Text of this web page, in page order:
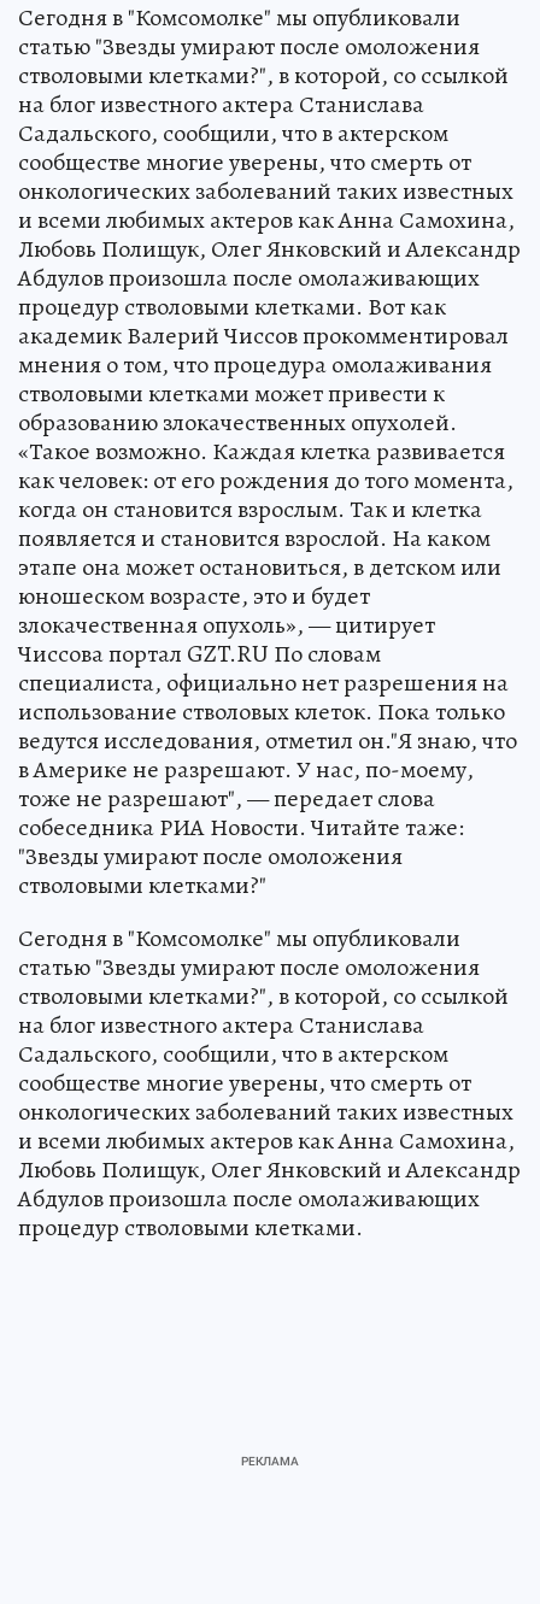
Сегодня в "Комсомолке" мы опубликовали
статью "Звезды умирают после омоложения
стволовыми клетками?", в которой, со ссылкой
на блог известного актера Станислава
Садальского, сообщили, что в актерском
сообществе многие уверены, что смерть от
онкологических заболеваний таких известных
и всеми любимых актеров как Анна Самохина,
Любовь Полищук, Олег Янковский и Александр
Абдулов произошла после омолаживающих
процедур стволовыми клетками. Вот как
академик Валерий Чиссов прокомментировал
мнения о том, что процедура омолаживания
стволовыми клетками может привести к
образованию злокачественных опухолей.
«Такое возможно. Каждая клетка развивается
как человек: от его рождения до того момента,
когда он становится взрослым. Так и клетка
появляется и становится взрослой. На каком
этапе она может остановиться, в детском или
юношеском возрасте, это и будет
злокачественная опухоль», — цитирует
Чиссова портал GZT.RU По словам
специалиста, официально нет разрешения на
использование стволовых клеток. Пока только
ведутся исследования, отметил он."Я знаю, что
в Америке не разрешают. У нас, по-моему,
тоже не разрешают", — передает слова
собеседника РИА Новости. Читайте таже:
"Звезды умирают после омоложения
стволовыми клетками?"
Сегодня в "Комсомолке" мы опубликовали
статью "Звезды умирают после омоложения
стволовыми клетками?", в которой, со ссылкой
на блог известного актера Станислава
Садальского, сообщили, что в актерском
сообществе многие уверены, что смерть от
онкологических заболеваний таких известных
и всеми любимых актеров как Анна Самохина,
Любовь Полищук, Олег Янковский и Александр
Абдулов произошла после омолаживающих
процедур стволовыми клетками.